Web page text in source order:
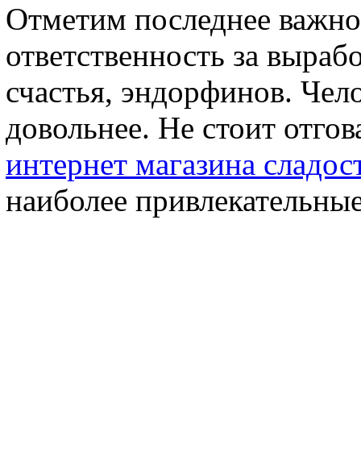
Отметим последнее
ответственность за
счастья, эндорфинов.
довольнее. Не стоит
интернет магазина
наиболее